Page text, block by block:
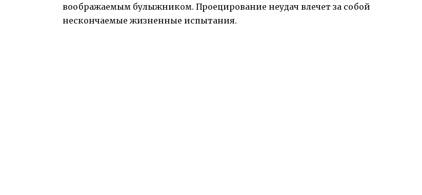
воображаемым булыжником. Проецирование неудач влечет за собой
нескончаемые жизненные испытания.